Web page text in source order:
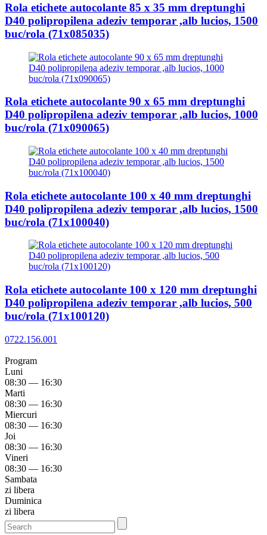
Rola etichete autocolante 85 x 35 mm dreptunghi
D40 polipropilena adeziv temporar ,alb lucios, 1500
buc/rola (71x085035)
Rola etichete autocolante 90 x 65 mm dreptunghi
D40 polipropilena adeziv temporar ,alb lucios, 1000
buc/rola (71x090065)
Rola etichete autocolante 100 x 40 mm dreptunghi
D40 polipropilena adeziv temporar ,alb lucios, 1500
buc/rola (71x100040)
Rola etichete autocolante 100 x 120 mm dreptunghi
D40 polipropilena adeziv temporar ,alb lucios, 500
buc/rola (71x100120)
0722.156.001
Program
Luni
08:30 — 16:30
Marti
08:30 — 16:30
Miercuri
08:30 — 16:30
Joi
08:30 — 16:30
Vineri
08:30 — 16:30
Sambata
zi libera
Duminica
zi libera